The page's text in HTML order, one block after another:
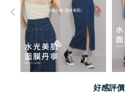
好感評價